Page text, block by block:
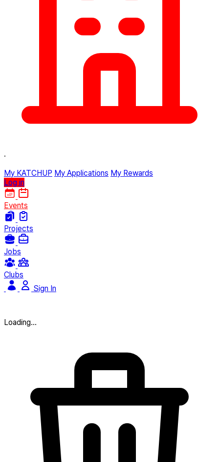
·
My KATCHUP My Applications My Rewards
Log in
Events
Projects
Jobs
Clubs
Sign In
Loading...